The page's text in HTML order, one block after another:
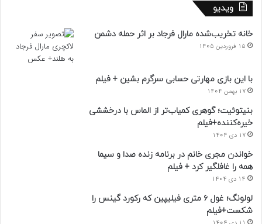
ویدیو
خانه تخریب‌شده مارال فرجاد بر اثر حمله دشمن
15 فروردین 1405
با این بازی مهارتی حسابی سرگرم بشین + فیلم
17 بهمن 1404
بنیتوئیت؛ گوهری کمیاب‌تر از الماس با درخششی
خیره‌کننده+فیلم
17 دی 1404
خواندن مجری خانم در برنامه زنده صدا و سیما
همه را غافلگیر کرد + فیلم
14 دی 1404
لولونگ؛ غول ۶ متری فیلیپین که رکورد گینس را
شکست+فیلم